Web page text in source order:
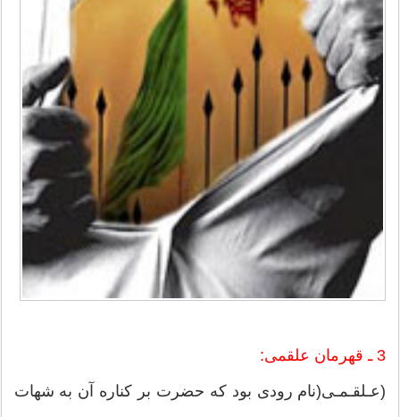
3 ـ قهرمان علقمى:
(عـلقـمـى(نام رودى بود كه حضرت بر كناره آن به شهات